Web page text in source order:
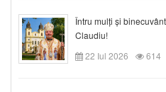
Întru mulți și
Claudiu!
22 Iul 2026
614